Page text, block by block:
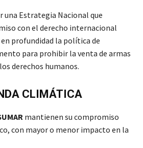
una Estrategia Nacional que
con el derecho internacional
profundidad la política de
para prohibir la venta de armas
derechos humanos.
CLIMÁTICA
mantienen su compromiso
con mayor o menor impacto en la